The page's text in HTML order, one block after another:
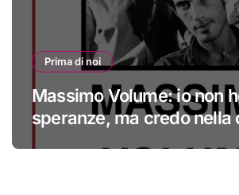
Prima di noi
Massimo Volume: io non
speranze, ma credo nella